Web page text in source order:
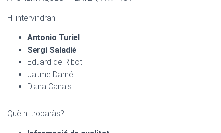
Hi intervindran:
Antonio Turiel
Sergi Saladié
Eduard de Ribot
Jaume Darné
Diana Canals
Què hi trobaràs?